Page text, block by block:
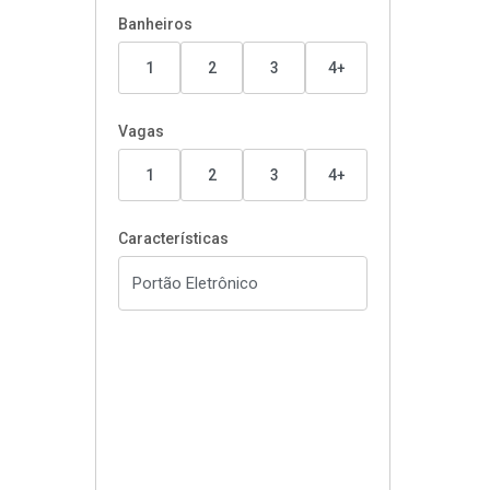
Banheiros
1 2 3 4+
Vagas
1 2 3 4+
Características